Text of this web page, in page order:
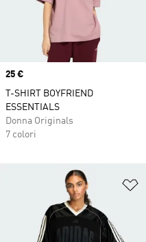
Price
25 €
T-SHIRT BOYFRIEND
ESSENTIALS
Donna Originals
7 colori